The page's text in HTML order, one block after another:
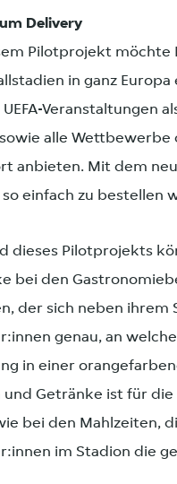
Delivery
Pilotprojekt möchte
in ganz
Veranstaltungen
sowie alle
anbieten. Mit dem
einfach zu bestellen
dieses Pilotprojekts
bei den
der sich neben
genau, an
in einer
und Getränke ist für
bei den Mahlzeiten,
im Stadion die